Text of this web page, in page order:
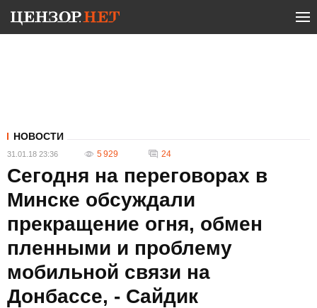
НОВОСТИ
31.01.18 23:36 5 929 24
Сегодня на переговорах в
Минске обсуждали
прекращение огня, обмен
пленными и проблему
мобильной связи на
Донбассе, - Сайдик